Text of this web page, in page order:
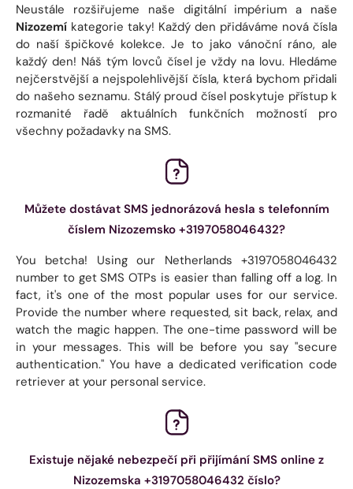
Neustále rozšiřujeme naše digitální impérium a naše
Nizozemí kategorie taky! Každý den přidáváme nová čísla
do naší špičkové kolekce. Je to jako vánoční ráno, ale
každý den! Náš tým lovců čísel je vždy na lovu. Hledáme
nejčerstvější a nejspolehlivější čísla, která bychom přidali
do našeho seznamu. Stálý proud čísel poskytuje přístup k
rozmanité řadě aktuálních funkčních možností pro
všechny požadavky na SMS.
Můžete dostávat SMS jednorázová hesla s telefonním
číslem Nizozemsko +3197058046432?
You betcha! Using our Netherlands +3197058046432
number to get SMS OTPs is easier than falling off a log. In
fact, it's one of the most popular uses for our service.
Provide the number where requested, sit back, relax, and
watch the magic happen. The one-time password will be
in your messages. This will be before you say "secure
authentication." You have a dedicated verification code
retriever at your personal service.
Existuje nějaké nebezpečí při přijímání SMS online z
Nizozemska +3197058046432 číslo?